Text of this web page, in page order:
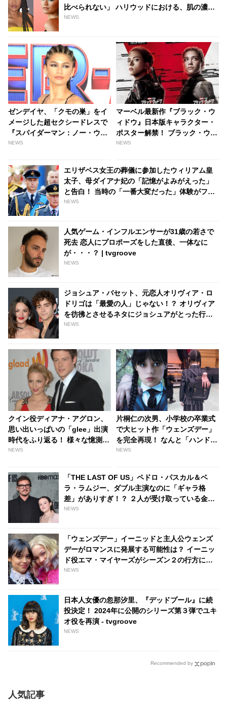
比べられない」 ハリウッドにおける、肌の濃淡
による差別カラリズムとは - tvgroove
NEWS
ゼンデイヤ、「クモの巣」をイ
メージした超セクシードレスで
『スパイダーマン：ノー・ウェ
イ・ホーム』のイベントに降
たファッションを披露していた
ことが明らかに[写真あり] -
tvgroove
NEWS
マーベル最新作『ブラック・ウ
ィドウ』日本版キャラクター・
ポスター解禁！ ブラック・ウィ
ドウの過去を知るもう一つの“家
NEWS
エリザベス女王の葬儀に参加したウィリアム皇
太子、母ダイアナ妃の「記憶がよみがえった」
と告白！ 当時の「一番大変だった」体験がフラ
ッシュバックか - tvgroove
NEWS
人気ゲーム・インフルエンサーが31歳の若さで
死去 恋人にプロポーズをした直後、一体なに
が・・・？ | tvgroove
NEWS
ジョシュア・バセット、元恋人オリヴィア・ロ
ドリゴは「最愛の人」じゃない！？ オリヴィア
を彷彿とさせるネタにジョシュアがとった行動
とは・・？［動画あり］ - tvgroove
NEWS
クイン役ディアナ・アグロン、
思い出いっぱいの「glee」出演
時代をふり返る！ 様々な憶測を
呼んだ故コーリー・モンテース
も言及 - tvgroove
NEWS
片桐仁の次男、小学校の卒業式
で大ヒット作「ウェンズデー」
を完全再現！ なんと「ハンド」
までいる徹底ぶり… オシャレす
桐さん」と絶賛の声［写真あ
り］ - tvgroove
NEWS
「THE LAST OF US」ペドロ・パスカル＆ベ
ラ・ラムジー、ダブル主演なのに「ギャラ格
差」がありすぎ！？ ２人が受け取っている金額
にオドロキの声 - tvgroove
NEWS
「ウェンズデー」イーニッドと主人公ウェンズ
デーがロマンスに発展する可能性は？ イーニッ
ド役エマ・マイヤーズがシーズン２の行方につ
いて語る - tvgroove
NEWS
日本人女優の忽那汐里、『デッドプール』に続
投決定！ 2024年に公開のシリーズ第３弾でユキ
オ役を再演 - tvgroove
NEWS
Recommended by
人気記事